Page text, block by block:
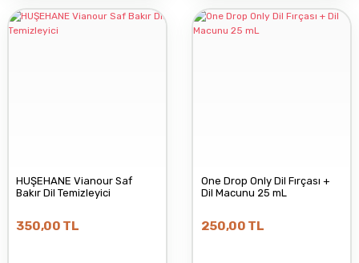
HUŞEHANE Vianour Saf
Bakır Dil Temizleyici
350,00 TL
One Drop Only Dil Fırçası +
Dil Macunu 25 mL
250,00 TL